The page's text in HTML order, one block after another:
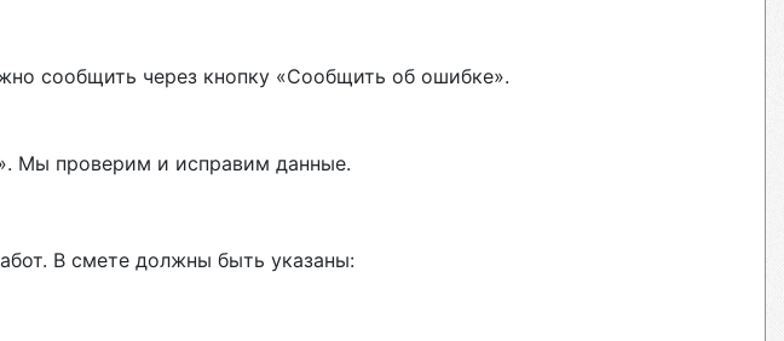
сообщить через кнопку «Сообщить об ошибке».
Мы проверим и исправим данные.
В смете должны быть указаны: